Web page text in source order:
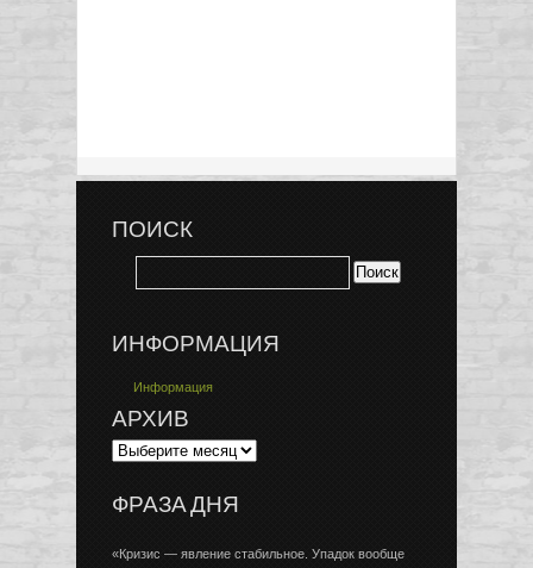
ПОИСК
ИНФОРМАЦИЯ
Информация
АРХИВ
ФРАЗА ДНЯ
«Кризис — явление стабильное. Упадок вообще